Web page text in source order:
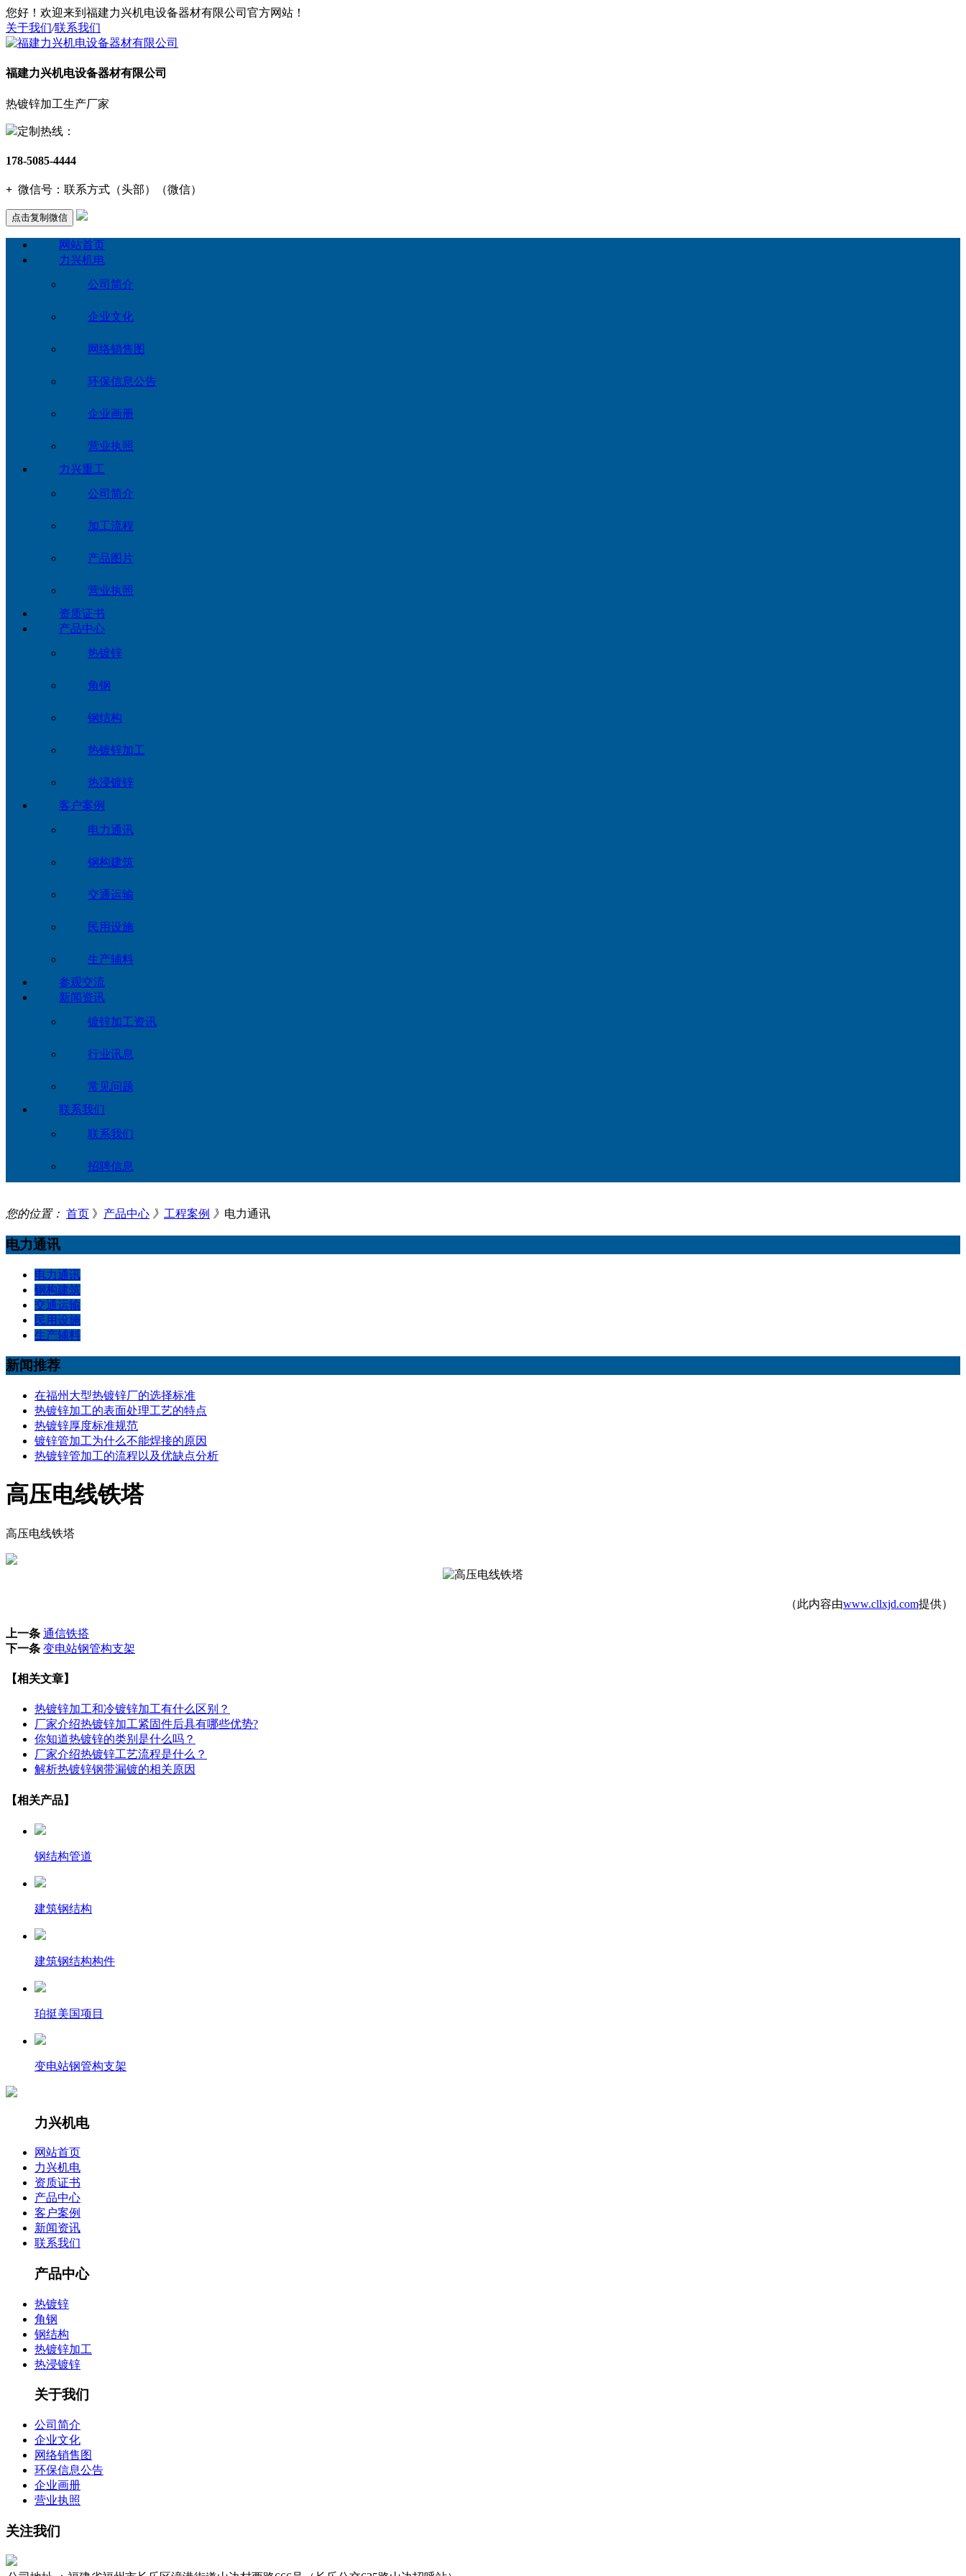
您好！欢迎来到福建力兴机电设备器材有限公司官方网站！
关于我们/联系我们
福建力兴机电设备器材有限公司
热镀锌加工生产厂家
定制热线：
178-5085-4444
+ 微信号： 联系方式（头部）（微信）
点击复制微信
网站首页
力兴机电
公司简介
企业文化
网络销售图
环保信息公告
企业画册
营业执照
力兴重工
公司简介
加工流程
产品图片
营业执照
资质证书
产品中心
热镀锌
角钢
钢结构
热镀锌加工
热浸镀锌
客户案例
电力通讯
钢构建筑
交通运输
民用设施
生产辅料
参观交流
新闻资讯
镀锌加工资讯
行业讯息
常见问题
联系我们
联系我们
招聘信息
您的位置： 首页 》 产品中心 》 工程案例 》 电力通讯
电力通讯
电力通讯
钢构建筑
交通运输
民用设施
生产辅料
新闻推荐
在福州大型热镀锌厂的选择标准
热镀锌加工的表面处理工艺的特点
热镀锌厚度标准规范
镀锌管加工为什么不能焊接的原因
热镀锌管加工的流程以及优缺点分析
高压电线铁塔
高压电线铁塔
（此内容由www.cllxjd.com提供）
上一条 通信铁搭
下一条 变电站钢管构支架
【相关文章】
热镀锌加工和冷镀锌加工有什么区别？
厂家介绍热镀锌加工紧固件后具有哪些优势?
你知道热镀锌的类别是什么吗？
厂家介绍热镀锌工艺流程是什么？
解析热镀锌钢带漏镀的相关原因
【相关产品】
钢结构管道
建筑钢结构
建筑钢结构构件
珀挺美国项目
变电站钢管构支架
力兴机电
网站首页
力兴机电
资质证书
产品中心
客户案例
新闻资讯
联系我们
产品中心
热镀锌
角钢
钢结构
热镀锌加工
热浸镀锌
关于我们
公司简介
企业文化
网络销售图
环保信息公告
企业画册
营业执照
关注我们